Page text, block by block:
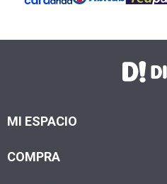
MI ESPACIO
COMPRA